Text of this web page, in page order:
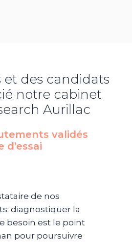
et des candidats
notre cabinet
Aurillac
validés
d’essai​
de nos
diagnostiquer la
besoin est le point
pour poursuivre